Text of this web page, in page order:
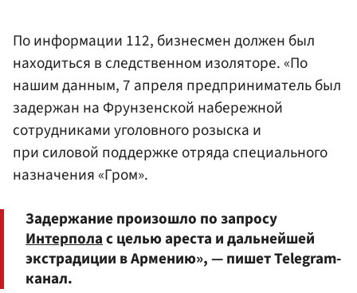
По информации 112, бизнесмен должен был
находиться в следственном изоляторе. «По
нашим данным, 7 апреля предприниматель был
задержан на Фрунзенской набережной
сотрудниками уголовного розыска и
при силовой поддержке отряда специального
назначения «Гром».
Задержание произошло по запросу
Интерполас целью ареста и дальнейшей
экстрадиции в Армению», — пишет Telegram-
канал.